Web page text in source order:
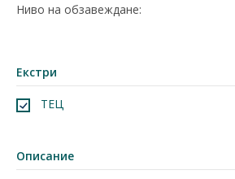
Ниво на обзавеждане:
Екстри
ТЕЦ
Описание